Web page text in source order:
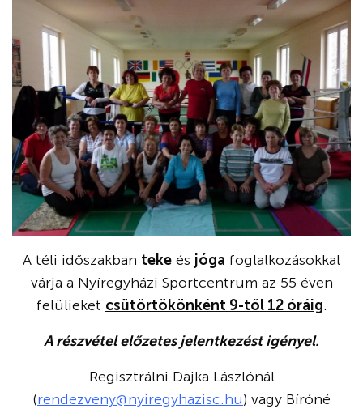
A téli időszakban teke és jóga foglalkozásokkal
várja a Nyíregyházi Sportcentrum az 55 éven
felülieket csütörtökönként 9-től 12 óráig.
A részvétel előzetes jelentkezést igényel.
Regisztrálni Dajka Lászlónál
(rendezveny@nyiregyhazisc.hu) vagy Bíróné